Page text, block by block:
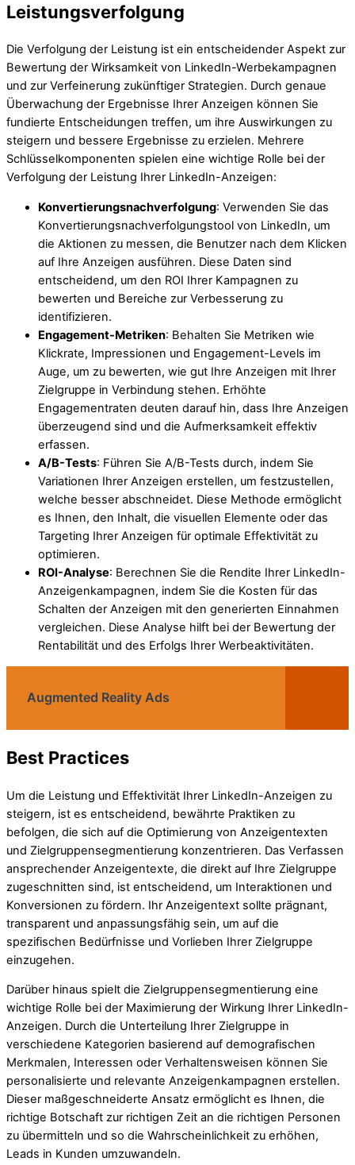
Leistungsverfolgung
Die Verfolgung der Leistung ist ein entscheidender Aspekt zur
Bewertung der Wirksamkeit von LinkedIn-Werbekampagnen
und zur Verfeinerung zukünftiger Strategien. Durch genaue
Überwachung der Ergebnisse Ihrer Anzeigen können Sie
fundierte Entscheidungen treffen, um ihre Auswirkungen zu
steigern und bessere Ergebnisse zu erzielen. Mehrere
Schlüsselkomponenten spielen eine wichtige Rolle bei der
Verfolgung der Leistung Ihrer LinkedIn-Anzeigen:
Konvertierungsnachverfolgung: Verwenden Sie das
Konvertierungsnachverfolgungstool von LinkedIn, um
die Aktionen zu messen, die Benutzer nach dem Klicken
auf Ihre Anzeigen ausführen. Diese Daten sind
entscheidend, um den ROI Ihrer Kampagnen zu
bewerten und Bereiche zur Verbesserung zu
identifizieren.
Engagement-Metriken: Behalten Sie Metriken wie
Klickrate, Impressionen und Engagement-Levels im
Auge, um zu bewerten, wie gut Ihre Anzeigen mit Ihrer
Zielgruppe in Verbindung stehen. Erhöhte
Engagementraten deuten darauf hin, dass Ihre Anzeigen
überzeugend sind und die Aufmerksamkeit effektiv
erfassen.
A/B-Tests: Führen Sie A/B-Tests durch, indem Sie
Variationen Ihrer Anzeigen erstellen, um festzustellen,
welche besser abschneidet. Diese Methode ermöglicht
es Ihnen, den Inhalt, die visuellen Elemente oder das
Targeting Ihrer Anzeigen für optimale Effektivität zu
optimieren.
ROI-Analyse: Berechnen Sie die Rendite Ihrer LinkedIn-
Anzeigenkampagnen, indem Sie die Kosten für das
Schalten der Anzeigen mit den generierten Einnahmen
vergleichen. Diese Analyse hilft bei der Bewertung der
Rentabilität und des Erfolgs Ihrer Werbeaktivitäten.
Augmented Reality Ads
Best Practices
Um die Leistung und Effektivität Ihrer LinkedIn-Anzeigen zu
steigern, ist es entscheidend, bewährte Praktiken zu
befolgen, die sich auf die Optimierung von Anzeigentexten
und Zielgruppensegmentierung konzentrieren. Das Verfassen
ansprechender Anzeigentexte, die direkt auf Ihre Zielgruppe
zugeschnitten sind, ist entscheidend, um Interaktionen und
Konversionen zu fördern. Ihr Anzeigentext sollte prägnant,
transparent und anpassungsfähig sein, um auf die
spezifischen Bedürfnisse und Vorlieben Ihrer Zielgruppe
einzugehen.
Darüber hinaus spielt die Zielgruppensegmentierung eine
wichtige Rolle bei der Maximierung der Wirkung Ihrer LinkedIn-
Anzeigen. Durch die Unterteilung Ihrer Zielgruppe in
verschiedene Kategorien basierend auf demografischen
Merkmalen, Interessen oder Verhaltensweisen können Sie
personalisierte und relevante Anzeigenkampagnen erstellen.
Dieser maßgeschneiderte Ansatz ermöglicht es Ihnen, die
richtige Botschaft zur richtigen Zeit an die richtigen Personen
zu übermitteln und so die Wahrscheinlichkeit zu erhöhen,
Leads in Kunden umzuwandeln.